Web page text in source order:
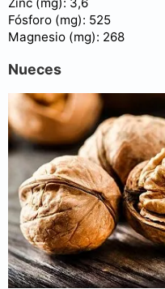
Fósforo (mg): 525
Magnesio (mg): 268
Nueces